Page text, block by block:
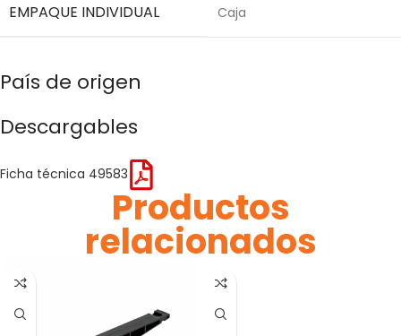
EMPAQUE INDIVIDUAL Caja
País de origen
Descargables
Ficha técnica 49583
Productos
relacionados